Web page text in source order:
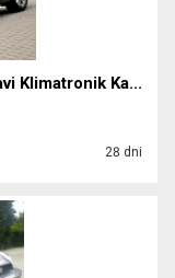
Klimatronik Ka...
28 dni